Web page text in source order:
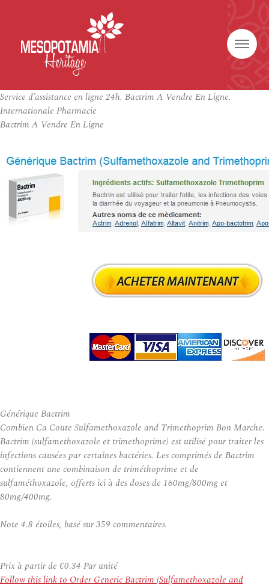
Service d’assistance en ligne 24h. Bactrim A Vendre En Ligne.
Internationale Pharmacie
Bactrim A Vendre En Ligne
Générique Bactrim
Combien Ca Coute Sulfamethoxazole and Trimethoprim Bon Marche.
Bactrim (sulfamethoxazole et trimethoprime) est utilisé pour traiter les
infections causées par certaines bactéries. Les comprimés de Bactrim
contiennent une combinaison de triméthoprime et de
sulfaméthoxazole, offerts ici à des doses de 160mg/800mg et
80mg/400mg.
Note 4.8 étoiles, basé sur359 commentaires.
Prix à partir de €0.34 Par unité
Follow this link to Order Generic Bactrim (Sulfamethoxazole and